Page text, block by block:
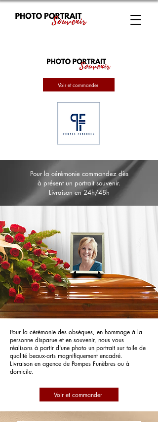
Voir et commander
Pour la cérémonie commandez dès
à présent un portrait souvenir.
Livraison en 24h/48h
Pour la cérémonie des obsèques, en hommage à la
personne disparue et en souvenir, nous vous
réalisons à partir d'une photo un portrait sur toile de
qualité beaux-arts magnifiquement encadré.
Livraison en agence de Pompes Funèbres ou à
domicile.
Voir et commander